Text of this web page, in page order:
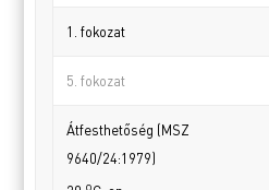
1. fokozat
5. fokozat
Átfesthetőség (MSZ
9640/24:1979)
o